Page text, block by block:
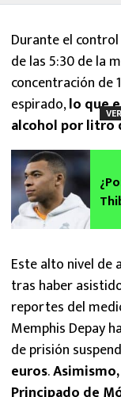
Durante el
de las 5:30 de la
concentración de
espirado,lo que
alcohol por litro
Este alto nivel de
tras haber
reportes del
Memphis Depay
de prisión
euros.